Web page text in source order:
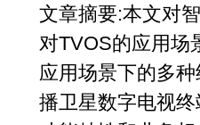
文章摘要:本文对
对TVOS的应用场
应用场景下的多
播卫星数字电视